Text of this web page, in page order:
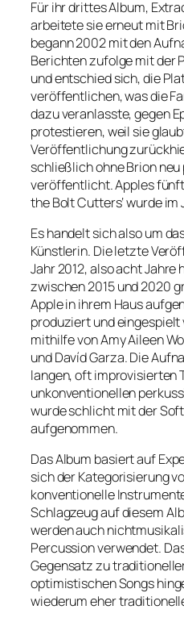
Für ihr drittes Album,
arbeitete sie erneut mit
begann 2002 mit den
Berichten zufolge mit der
und entschied sich, die
veröffentlichen, was die
dazu veranlasste, gegen
protestieren, weil sie
Veröffentlichung
schließlich ohne Brion
veröffentlicht. Apples
the Bolt Cutters‘ wurde
Es handelt sich also um
Künstlerin. Die letzte
Jahr 2012, also acht Jahre
zwischen 2015 und 2020
Apple in ihrem Haus
produziert und
mithilfe von Amy Aileen
und Davíd Garza. Die
langen, oft improvisierten
unkonventionellen
wurde schlicht mit der
aufgenommen.
Das Album basiert auf
sich der Kategorisierung
konventionelle
Schlagzeug auf diesem
werden auch
Percussion verwendet.
Gegensatz zu
optimistischen Songs
wiederum eher